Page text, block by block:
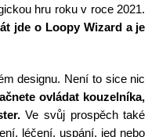
hru roku v roce 2021.
jde o Loopy Wizard a je
designu. Není to sice nic
ovládat kouzelníka,
Ve svůj prospěch také
léčení, uspání, jed nebo